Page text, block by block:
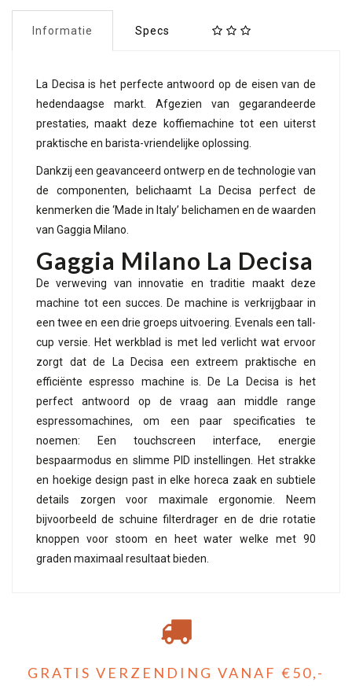
Informatie Specs
La Decisa is het perfecte antwoord op de eisen van de
hedendaagse markt. Afgezien van gegarandeerde
prestaties, maakt deze koffiemachine tot een uiterst
praktische en barista-vriendelijke oplossing.
Dankzij een geavanceerd ontwerp en de technologie van
de componenten, belichaamt La Decisa perfect de
kenmerken die ‘Made in Italy’ belichamen en de waarden
van Gaggia Milano.
Gaggia Milano La Decisa
De verweving van innovatie en traditie maakt deze
machine tot een succes. De machine is verkrijgbaar in
een twee en een drie groeps uitvoering. Evenals een tall-
cup versie. Het werkblad is met led verlicht wat ervoor
zorgt dat de La Decisa een extreem praktische en
efficiënte espresso machine is. De La Decisa is het
perfect antwoord op de vraag aan middle range
espressomachines, om een paar specificaties te
noemen: Een touchscreen interface, energie
bespaarmodus en slimme PID instellingen. Het strakke
en hoekige design past in elke horeca zaak en subtiele
details zorgen voor maximale ergonomie. Neem
bijvoorbeeld de schuine filterdrager en de drie rotatie
knoppen voor stoom en heet water welke met 90
graden maximaal resultaat bieden.
GRATIS VERZENDING VANAF €50,-